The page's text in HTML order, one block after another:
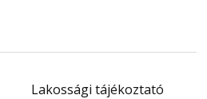
Lakossági tájékoztató